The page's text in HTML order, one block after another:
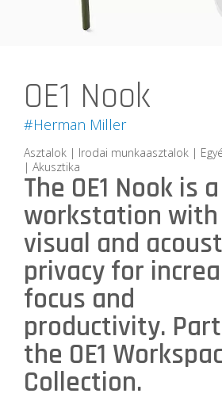
OE1 Nook
#Herman Miller
Asztalok | Irodai munkaasztalok |
| Akusztika
The OE1 Nook is
workstation with
visual and
privacy for
focus and
productivity.
the OE1
Collection.